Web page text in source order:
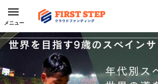
メニュー